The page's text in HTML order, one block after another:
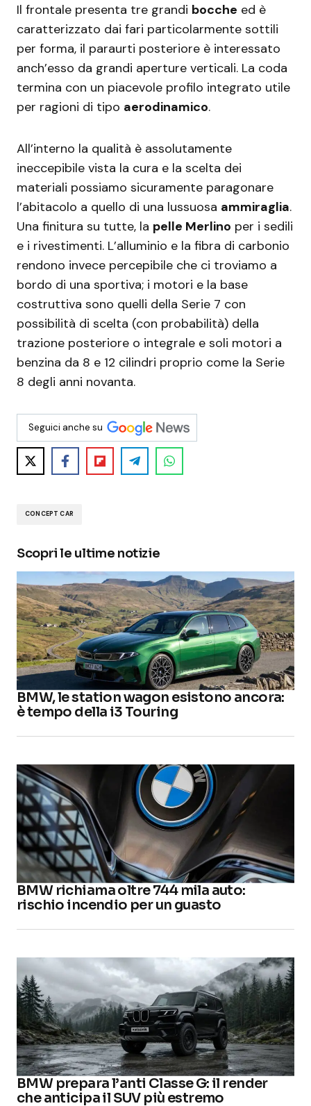
Il frontale presenta tre grandi bocche ed è
caratterizzato dai fari particolarmente sottili
per forma, il paraurti posteriore è interessato
anch’esso da grandi aperture verticali. La coda
termina con un piacevole profilo integrato utile
per ragioni di tipo aerodinamico.
All’interno la qualità è assolutamente
ineccepibile vista la cura e la scelta dei
materiali possiamo sicuramente paragonare
l’abitacolo a quello di una lussuosa ammiraglia.
Una finitura su tutte, la pelle Merlino per i sedili
e i rivestimenti. L’alluminio e la fibra di carbonio
rendono invece percepibile che ci troviamo a
bordo di una sportiva; i motori e la base
costruttiva sono quelli della Serie 7 con
possibilità di scelta (con probabilità) della
trazione posteriore o integrale e soli motori a
benzina da 8 e 12 cilindri proprio come la Serie
8 degli anni novanta.
Seguici anche su
CONCEPT CAR
Scopri le ultime notizie
BMW, le station wagon esistono ancora:
è tempo della i3 Touring
BMW richiama oltre 744 mila auto:
rischio incendio per un guasto
BMW prepara l’anti Classe G: il render
che anticipa il SUV più estremo